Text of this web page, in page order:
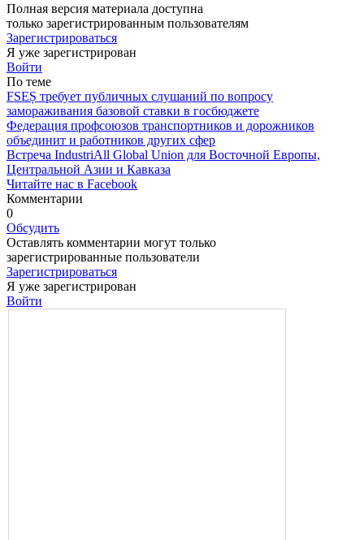
Полная версия материала доступна
только зарегистрированным пользователям
Зарегистрироваться
Я уже зарегистрирован
Войти
По теме
FSEȘ требует публичных слушаний по вопросу
замораживания базовой ставки в госбюджете
Федерация профсоюзов транспортников и дорожников
объединит и работников других сфер
Встреча IndustriAll Global Union для Восточной Европы,
Центральной Азии и Кавказа
Читайте нас в Facebook
Комментарии
0
Обсудить
Оставлять комментарии могут только
зарегистрированные пользователи
Зарегистрироваться
Я уже зарегистрирован
Войти